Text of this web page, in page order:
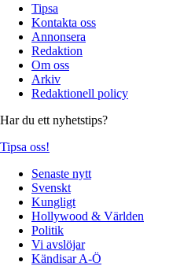
Tipsa
Kontakta oss
Annonsera
Redaktion
Om oss
Arkiv
Redaktionell policy
Har du ett nyhetstips?
Tipsa oss!
Senaste nytt
Svenskt
Kungligt
Hollywood & Världen
Politik
Vi avslöjar
Kändisar A-Ö